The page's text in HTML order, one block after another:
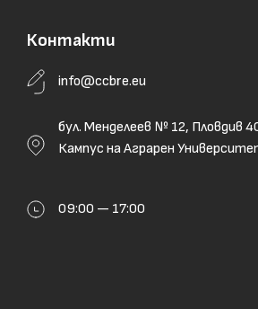
Контакти
info@ccbre.eu
бул. Менделеев № 12, Пловдив
Кампус на Аграрен
09:00 — 17:00